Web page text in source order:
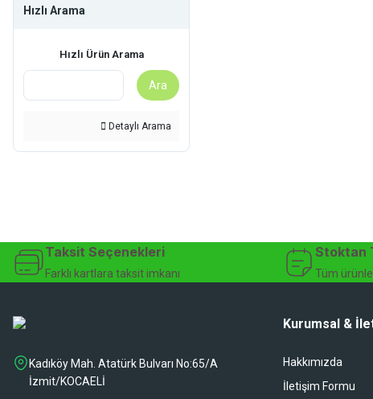
Hızlı Arama
Hızlı Ürün Arama
Ara
Detaylı Arama
Taksit Seçenekleri
Farklı kartlara taksit imkanı
Stoktan
Tüm
Kadıköy Mah. Atatürk Bulvarı No:65/A
İzmit/KOCAELİ
Kurumsal &
Hakkımızda
İletişim Formu